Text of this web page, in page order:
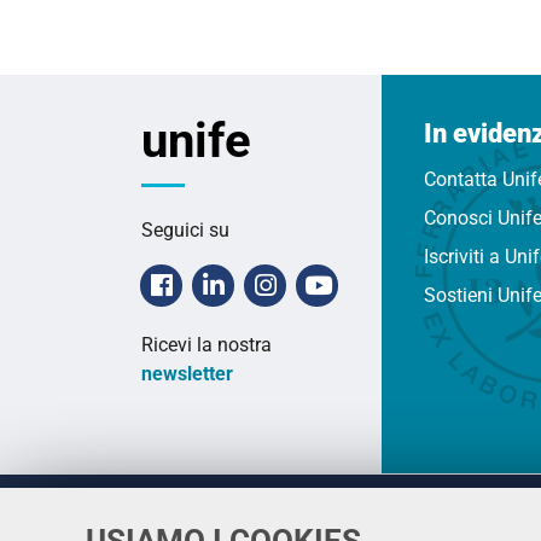
unife
Seguici su
Facebook
LinkedinInstagramYoutube
Ricevi la nostra
newsletter
In
Contatta
Conosci Unife
Iscriviti a
Sostieni Unife